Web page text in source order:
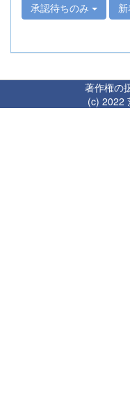
承認待ちのみ
著作権の
(c) 2022